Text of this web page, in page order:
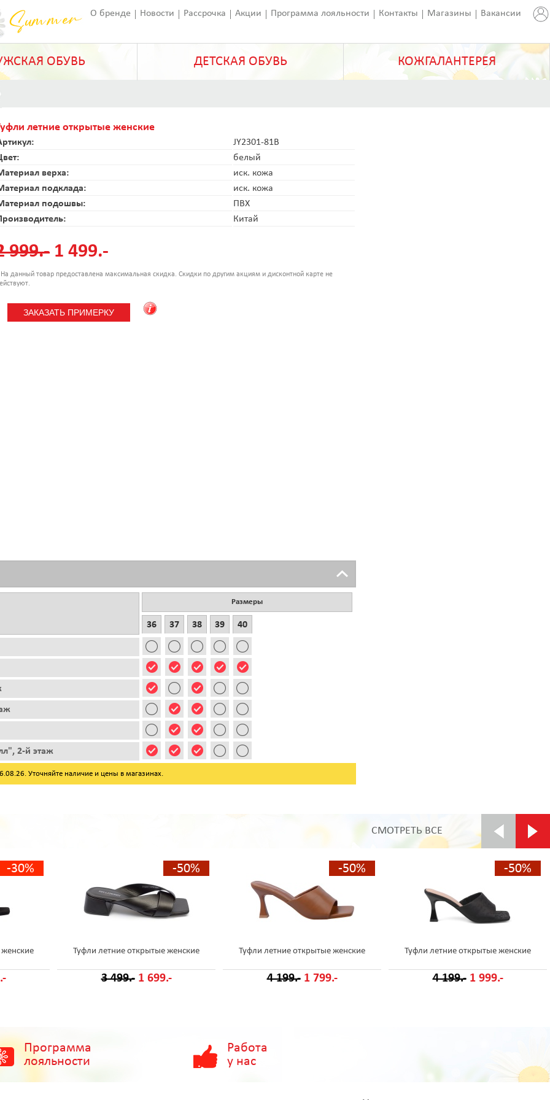
О бренде Новости Рассрочка Акции Программа лояльности Контакты Магазины Вакансии
ОБУВЬ ДЕТСКАЯ ОБУВЬ КОЖГАЛАНТЕРЕЯ
летние открытые женские
JY2301-81B
белый
верха:
иск. кожа
подклада:
иск. кожа
подошвы:
ПВХ
Китай
999.- 1 499.-
данный товар предоставлена максимальная скидка. Скидки по другим акциям и дисконтной карте не
2-й этаж
Размеры
36 37 38 39 40
Уточняйте наличие и цены в магазинах.
СМОТРЕТЬ ВСЕ
-30% -50%
Туфли летние открытые женские
3 499.- 1 699.-
-50%
Туфли летние открытые женские
4 199.- 1 799.-
-50%
Туфли летние открытые женские
4 199.- 1 999.-
Программа
лояльности
Работа
у нас